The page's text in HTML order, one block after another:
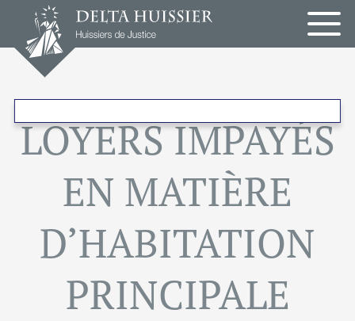
EN
FRANCE
LOYERS IMPAYÉS
EN MATIÈRE
D’HABITATION
PRINCIPALE
Panneau de gestion des cookies